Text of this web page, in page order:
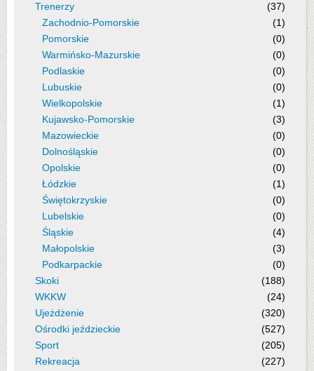
Trenerzy
(37)
Zachodnio-Pomorskie
(1)
Pomorskie
(0)
Warmińsko-Mazurskie
(0)
Podlaskie
(0)
Lubuskie
(0)
Wielkopolskie
(1)
Kujawsko-Pomorskie
(3)
Mazowieckie
(0)
Dolnośląskie
(0)
Opolskie
(0)
Łódzkie
(1)
Świętokrzyskie
(0)
Lubelskie
(0)
Śląskie
(4)
Małopolskie
(3)
Podkarpackie
(0)
Skoki
(188)
WKKW
(24)
Ujeżdżenie
(320)
Ośrodki jeździeckie
(527)
Sport
(205)
Rekreacja
(227)